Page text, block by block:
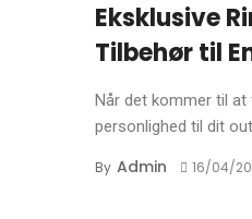
Eksklusive
Tilbehør til
Når det kommer til
personlighed til dit
By Admin 16/04/